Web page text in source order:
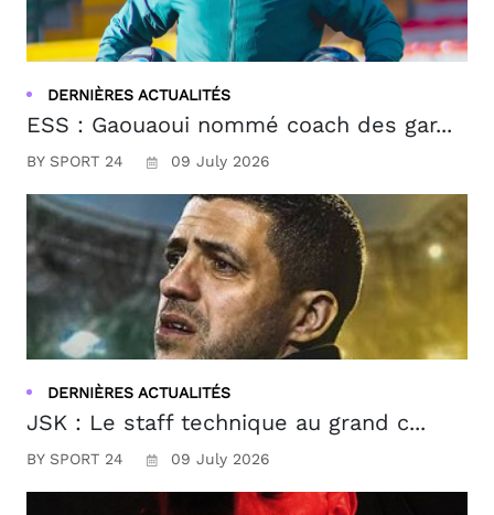
DERNIÈRES ACTUALITÉS
ESS : Gaouaoui nommé coach des gar...
BY SPORT 24 09 July 2026
DERNIÈRES ACTUALITÉS
JSK : Le staff technique au grand c...
BY SPORT 24 09 July 2026